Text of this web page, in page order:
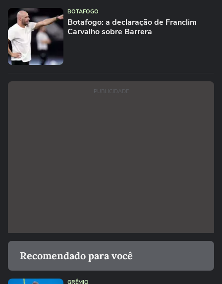
BOTAFOGO
Botafogo: a declaração de Franclim
Carvalho sobre Barrera
PUBLICIDADE
Recomendado para você
GRÊMIO